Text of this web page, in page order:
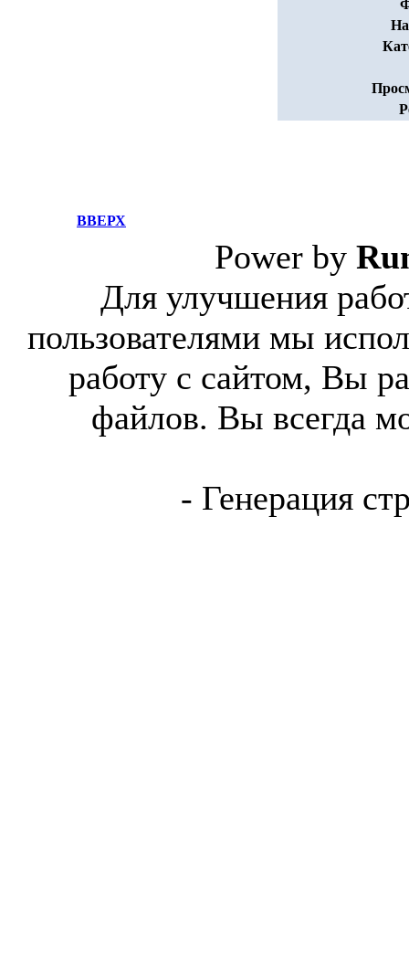
ВВЕРХ
Power by
Для улучшения
пользователями мы
работу с сайтом, Вы
файлов. Вы всегда
- Генерация